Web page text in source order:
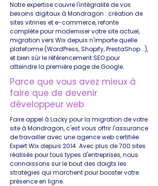
Notre expertise couvre l'intégralité de vos
besoins digitaux à Mondragon : création de
sites vitrines et e-commerce, refonte
complète pour moderniser votre site actuel,
migration vers Wix depuis n'importe quelle
plateforme (WordPress, Shopify, PrestaShop...),
et bien sûr le référencement SEO pour
atteindre la première page de Google.
Parce que vous avez mieux à
faire que de devenir
développeur web
Faire appel à Lacky pour la migration de votre
site à Mondragon, c'est vous offrir l'assurance
de travailler avec une agence web certifiée
Expert Wix depuis 2014. Avec plus de 700 sites
réalisés pour tous types d'entreprises, nous
connaissons sur le bout des doigts les
stratégies qui marchent pour booster votre
présence en ligne.